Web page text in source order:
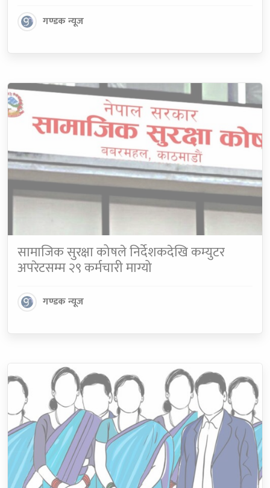
गण्डक न्यूज
सामाजिक सुरक्षा कोषले निर्देशकदेखि कम्युटर
अपरेटसम्म २९ कर्मचारी माग्यो
गण्डक न्यूज